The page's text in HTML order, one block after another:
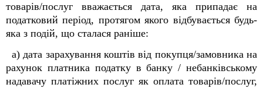
товарів/послуг вважається дата, яка припадає на
податковий період, протягом якого відбувається будь-
яка з подій, що сталася раніше:
а) дата зарахування коштів від покупця/замовника на
рахунок платника податку в банку / небанківському
надавачу платіжних послуг як оплата товарів/послуг,